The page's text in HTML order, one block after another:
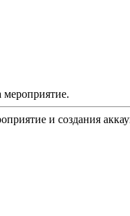
мероприятие.
и создания